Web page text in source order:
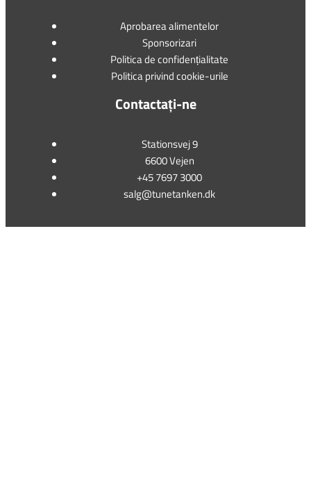
Aprobarea alimentelor
Sponsorizari
Politica de confidențialitate
Politica privind cookie-urile
Contactați-ne
Stationsvej 9
6600 Vejen
+45 7697 3000
salg@tunetanken.dk